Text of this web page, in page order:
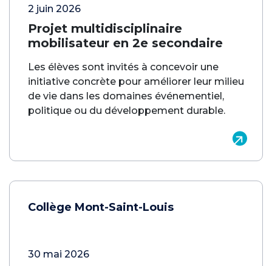
2 juin 2026
Projet multidisciplinaire
mobilisateur en 2e secondaire
Les élèves sont invités à concevoir une
initiative concrète pour améliorer leur milieu
de vie dans les domaines événementiel,
politique ou du développement durable.
Collège Mont-Saint-Louis
30 mai 2026